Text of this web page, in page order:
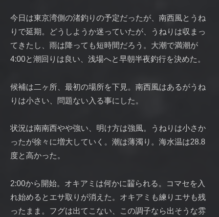
今日は東京湾側の渚釣りの予定だったが、南西風とうね
りで延期。どうしようか迷っていたが、うねりは収まっ
てきたし、雨は降っても短時間だろう。大潮で満潮が
4:00と潮回りは良い、浅場へと早朝半夜釣行を決めた。
候補は二ヶ所、最初の場所を下見。南西風はあるがうね
りは小さい、問題ない入る事にした。
状況は南南西やや強い、明け方は強風。うねりは小さか
ったが徐々に増大していく。潮は薄濁り。海水温は28.8
度と高かった。
2:00から開始。オキアミは何かに齧られる。コマセを入
れ始めるとエサ取りが消えた。オキアミも練りエサも残
ったまま。フグは出てこない、この調子なら出そうな雰